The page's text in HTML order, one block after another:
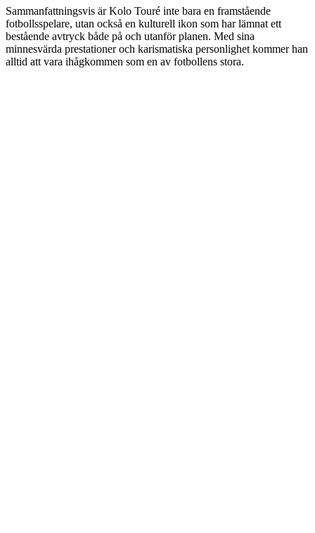
Sammanfattningsvis är Kolo Touré inte bara en framstående
fotbollsspelare, utan också en kulturell ikon som har lämnat ett
bestående avtryck både på och utanför planen. Med sina
minnesvärda prestationer och karismatiska personlighet kommer han
alltid att vara ihågkommen som en av fotbollens stora.